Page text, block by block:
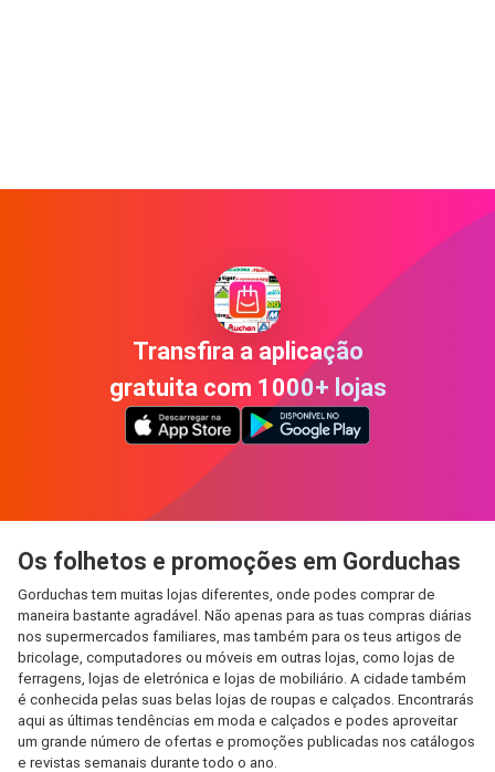
Transfira a aplicação
gratuita com 1000+ lojas
Os folhetos e promoções em Gorduchas
Gorduchas tem muitas lojas diferentes, onde podes comprar de
maneira bastante agradável. Não apenas para as tuas compras diárias
nos supermercados familiares, mas também para os teus artigos de
bricolage, computadores ou móveis em outras lojas, como lojas de
ferragens, lojas de eletrónica e lojas de mobiliário. A cidade também
é conhecida pelas suas belas lojas de roupas e calçados. Encontrarás
aqui as últimas tendências em moda e calçados e podes aproveitar
um grande número de ofertas e promoções publicadas nos catálogos
e revistas semanais durante todo o ano.